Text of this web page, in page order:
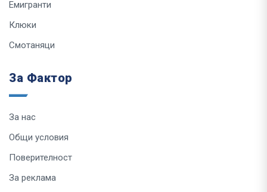
Емигранти
Клюки
Смотаняци
За Фактор
За нас
Общи условия
Поверителност
За реклама